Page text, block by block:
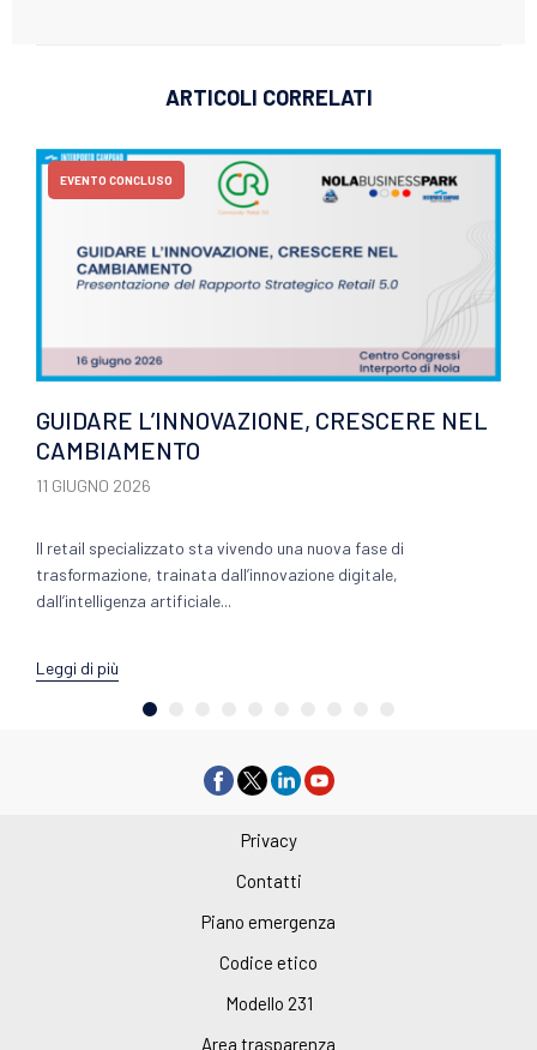
ARTICOLI CORRELATI
EVENTO CONCLUSO
GUIDARE L’INNOVAZIONE, CRESCERE NEL
CAMBIAMENTO
11 GIUGNO 2026
Il retail specializzato sta vivendo una nuova fase di
trasformazione, trainata dall’innovazione digitale,
dall’intelligenza artificiale...
Leggi di più
Privacy
Contatti
Piano emergenza
Codice etico
Modello 231
Area trasparenza